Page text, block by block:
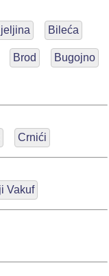
Bileća
Brod Bugojno
Crnići
Vakuf